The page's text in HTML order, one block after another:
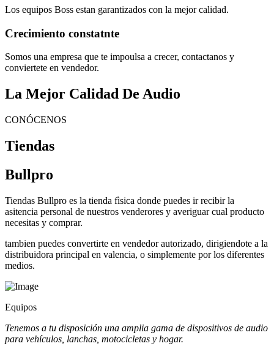
Los equipos Boss estan garantizados con la mejor calidad.
Crecimiento constatnte
Somos una empresa que te impoulsa a crecer, contactanos y
conviertete en vendedor.
La Mejor Calidad De Audio
CONÓCENOS
Tiendas
Bullpro
Tiendas Bullpro es la tienda fìsica donde puedes ir recibir la
asitencia personal de nuestros venderores y averiguar cual producto
necesitas y comprar.
tambien puedes convertirte en vendedor autorizado, dirigiendote a la
distribuidora principal en valencia, o simplemente por los diferentes
medios.
Equipos
Tenemos a tu disposición una amplia gama de dispositivos de audio
para vehículos, lanchas, motocicletas y hogar.